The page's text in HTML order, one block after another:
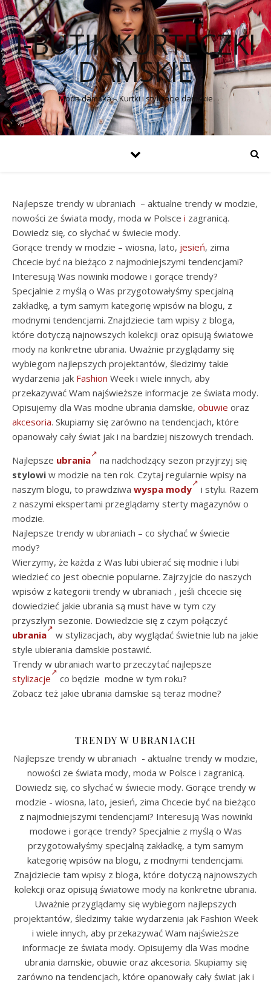
I-BUTIK KURTECZKI
DAMSKIE
Moda damska – Kurtki i stylizacje damskie
Najlepsze trendy w ubraniach – aktualne trendy w modzie,
nowości ze świata mody, moda w Polsce i zagranicą.
Dowiedz się, co słychać w świecie mody.
Gorące trendy w modzie – wiosna, lato, jesień, zima
Chcecie być na bieżąco z najmodniejszymi tendencjami?
Interesują Was nowinki modowe i gorące trendy?
Specjalnie z myślą o Was przygotowałyśmy specjalną
zakładkę, a tym samym kategorię wpisów na blogu, z
modnymi tendencjami. Znajdziecie tam wpisy z bloga,
które dotyczą najnowszych kolekcji oraz opisują światowe
mody na konkretne ubrania. Uważnie przyglądamy się
wybiegom najlepszych projektantów, śledzimy takie
wydarzenia jak Fashion Week i wiele innych, aby
przekazywać Wam najświeższe informacje ze świata mody.
Opisujemy dla Was modne ubrania damskie, obuwie oraz
akcesoria. Skupiamy się zarówno na tendencjach, które
opanowały cały świat jak i na bardziej niszowych trendach.
Najlepsze ubrania
na nadchodzący sezon przyjrzyj się
stylowi w modzie na ten rok. Czytaj regularnie wpisy na
naszym blogu, to prawdziwa wyspa mody
i stylu. Razem
z naszymi ekspertami przeglądamy sterty magazynów o
modzie.
Najlepsze trendy w ubraniach – co słychać w świecie
mody?
Wierzymy, że każda z Was lubi ubierać się modnie i lubi
wiedzieć co jest obecnie popularne. Zajrzyjcie do naszych
wpisów z kategorii trendy w ubraniach , jeśli chcecie się
dowiedzieć jakie ubrania są must have w tym czy
przyszłym sezonie. Dowiedzcie się z czym połączyć
ubrania
w stylizacjach, aby wyglądać świetnie lub na jakie
style ubierania damskie postawić.
Trendy w ubraniach warto przeczytać najlepsze
stylizacje
co będzie modne w tym roku?
Zobacz też jakie ubrania damskie są teraz modne?
TRENDY W UBRANIACH
Najlepsze trendy w ubraniach - aktualne trendy w modzie,
nowości ze świata mody, moda w Polsce i zagranicą.
Dowiedz się, co słychać w świecie mody. Gorące trendy w
modzie - wiosna, lato, jesień, zima Chcecie być na bieżąco
z najmodniejszymi tendencjami? Interesują Was nowinki
modowe i gorące trendy? Specjalnie z myślą o Was
przygotowałyśmy specjalną zakładkę, a tym samym
kategorię wpisów na blogu, z modnymi tendencjami.
Znajdziecie tam wpisy z bloga, które dotyczą najnowszych
kolekcji oraz opisują światowe mody na konkretne ubrania.
Uważnie przyglądamy się wybiegom najlepszych
projektantów, śledzimy takie wydarzenia jak Fashion Week
i wiele innych, aby przekazywać Wam najświeższe
informacje ze świata mody. Opisujemy dla Was modne
ubrania damskie, obuwie oraz akcesoria. Skupiamy się
zarówno na tendencjach, które opanowały cały świat jak i